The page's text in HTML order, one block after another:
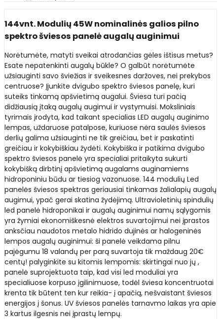
144vnt. Modulių 45W nominalinės galios pilno
spektro šviesos panelė augalų auginimui
Norėtumėte, matyti sveikai atrodančias gėles ištisus metus?
Esate nepatenkinti augalų būkle? O galbūt norėtumėte
užsiauginti savo šviežias ir sveikesnes daržoves, nei prekybos
centruose? Įjunkite dvigubo spektro šviesos panelę, kuri
suteiks tinkamą apšvietimą augalui. Šviesa turi pačią
didžiausią įtaką augalų augimui ir vystymuisi. Moksliniais
tyrimais įrodyta, kad taikant specialias LED augalų auginimo
lempas, uždaruose patalpose, kuriuose nėra saulės šviesos
derlių galima užsiauginti ne tik greičiau, bet ir paskatinti
greičiau ir kokybiškiau žydėti. Kokybiška ir patikima dvigubo
spektro šviesos panelė yra specialiai pritaikyta sukurti
kokybišką dirbtinį apšvietimą augalams auginamiems
hidroponiniu būdu ar tiesiog vazonuose. 144 modulių Led
panelės šviesos spektras geriausiai tinkamas žalialapių augalų
augimui, ypač gerai skatina žydėjimą. Ultravioletinių spindulių
led panelė hidroponikai ir augalų auginimui namų sąlygomis
yra žymiai ekonomiškesnė elektros suvartojimui nei įprastos
anksčiau naudotos metalo hidrido dujinės ar halogeninės
lempos augalų auginimui: ši panelė veikdama pilnu
pajėgumu 18 valandų per parą suvartoja tik maždaug 20€
centų! palyginkite su kitomis lempomis: skirtingai nuo jų ,
panelė suprojektuota taip, kad visi led moduliai yra
specialiuose korpuso įgilinimuose, todėl šviesa koncentruotai
krenta tik būtent ten kur reikia- į apačią, nešvaistant šviesos
energijos į šonus. UV šviesos panelės tarnavmo laikas yra apie
3 kartus ilgesnis nei įprastų lempų.